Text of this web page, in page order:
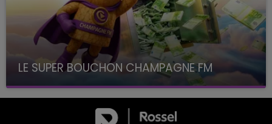
LE SUPER BOUCHON CHAMPAGNE FM
avec La Famille Champagne FM, à 8H10